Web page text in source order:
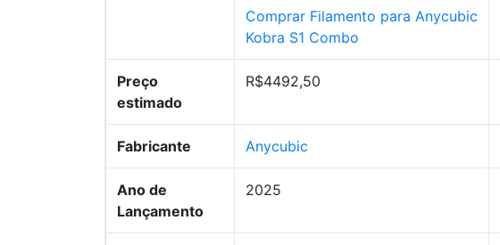
Comprar Filamento para Anycubic
Kobra S1 Combo
Preço
estimado
R$4492,50
Fabricante Anycubic
Ano de
Lançamento
2025